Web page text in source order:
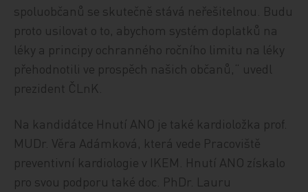
spoluobčanů se skutečně stává neřešitelnou. Budu
proto usilovat o to, abychom systém doplatků na
léky a principy ochranného ročního limitu na léky
přehodnotili ve prospěch našich občanů,“ uvedl
prezident ČLnK.
Na kandidátce Hnutí ANO je také kardioložka prof.
MUDr. Věra Adámková, která vede Pracoviště
preventivní kardiologie v IKEM. Hnutí ANO získalo
pro svou podporu také doc. PhDr. Lauru